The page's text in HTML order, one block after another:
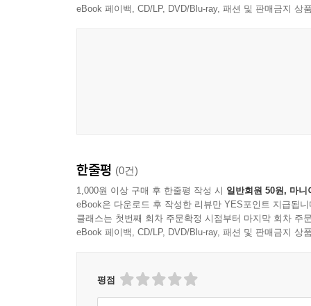
eBook 페이백, CD/LP, DVD/Blu-ray, 패션 및 판매금지 상
한줄평 (0건)
1,000원 이상 구매 후 한줄평 작성 시 일반회원 50원, 마니
eBook은 다운로드 후 작성한 리뷰만 YES포인트 지급됩니
클래스는 첫번째 회차 주문확정 시점부터 마지막 회차 주
eBook 페이백, CD/LP, DVD/Blu-ray, 패션 및 판매금지 상
평점